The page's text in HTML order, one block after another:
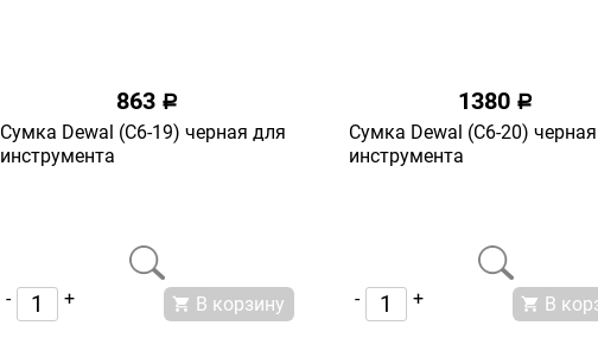
863 a
Сумка Dewal (С6-19) черная для
инструмента
- + В корзину
1380 a
Сумка Dewal (С6-20)
инструмента
- + В